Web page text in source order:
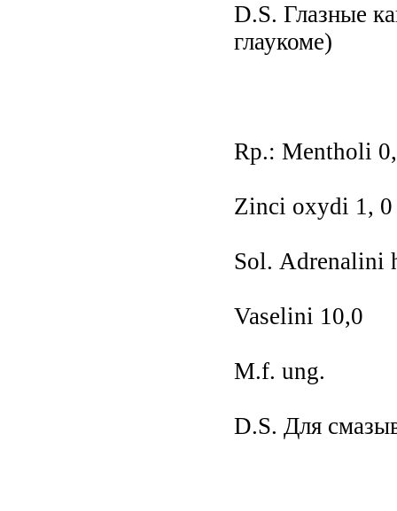
D.S. Глазные
глаукоме)
Rp.: Меntholi
Zinci оxydi 1, 0
Sоl. Аdrenalini
Vaselini 10,0
М.f. ung.
D.S. Для